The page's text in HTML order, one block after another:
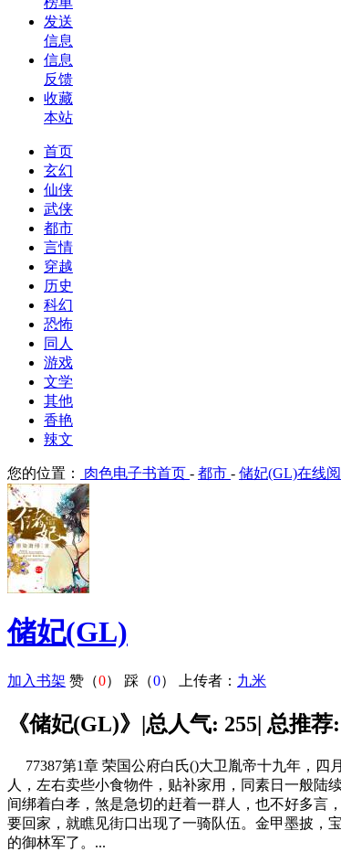
发送
信息
信息
反馈
收藏
本站
首页
玄幻
仙侠
武侠
都市
言情
穿越
历史
科幻
恐怖
同人
游戏
文学
其他
香艳
辣文
您的位置： 肉色电子书首页 - 都市 - 储妃(GL)在线
储妃(GL)
加入书架 赞（0） 踩（0） 上传者： 九米
《储妃(GL)》|总人气: 255| 总推荐
77387第1章 荣国公府白氏()大卫胤帝十九年，四
人，左右卖些小食物件，贴补家用，同素日一般陆
间绑着白孝，煞是急切的赶着一群人，也不好多言
要回家，就瞧见街口出现了一骑队伍。金甲墨披，
的御林军了。...